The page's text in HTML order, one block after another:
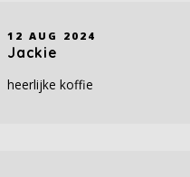
12 AUG 2024
Jackie
heerlijke koffie